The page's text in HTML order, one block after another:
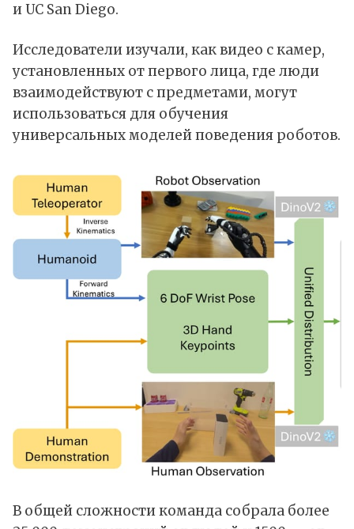
и UC San Diego.
Исследователи изучали, как видео с камер,
установленных от первого лица, где люди
взаимодействуют с предметами, могут
использоваться для обучения
универсальных моделей поведения роботов.
В общей сложности команда собрала более